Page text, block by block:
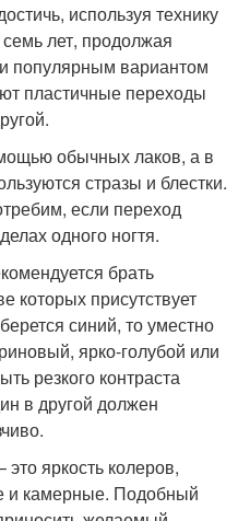
используя технику
лет, продолжая
популярным вариантом
пластичные переходы
обычных лаков, а в
стразы и блестки.
если переход
одного ногтя.
брать
которых присутствует
синий, то уместно
ярко-голубой или
резкого контраста
в другой должен
яркость колеров,
и камерные. Подобный